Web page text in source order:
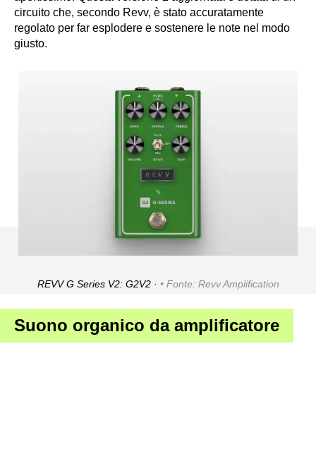
circuito che, secondo Revv, è stato accuratamente
regolato per far esplodere e sostenere le note nel modo
giusto.
REVV G Series V2: G2V2 · Fonte: Revv Amplification
Suono organico da amplificatore